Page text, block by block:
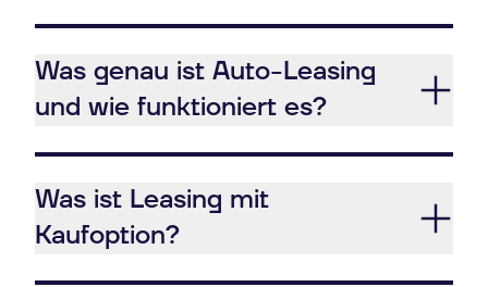
Was genau ist Auto-Leasing
und wie funktioniert es?
Was ist Leasing mit
Kaufoption?